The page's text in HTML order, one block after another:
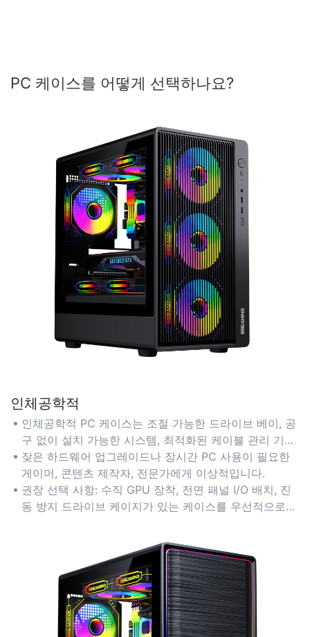
PC 케이스를 어떻게 선택하나요?
인체공학적
인체공학적 PC 케이스는 조절 가능한 드라이브 베이, 공
구 없이 설치 가능한 시스템, 최적화된 케이블 관리 기능
을 제공하여 조립 및 유지 관리 시 신체적 부담을 줄여줍
니다. 다양한 구성 요소 크기에 맞춰 조정 가능한 모듈형
레이아웃을 고려하세요.
잦은 하드웨어 업그레이드나 장시간 PC 사용이 필요한
게이머, 콘텐츠 제작자, 전문가에게 이상적입니다.
권장 선택 사항: 수직 GPU 장착, 전면 패널 I/O 배치, 진
동 방지 드라이브 케이지가 있는 케이스를 우선적으로